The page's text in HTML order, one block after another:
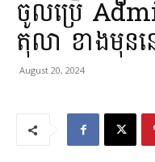
ចូលប្រើ
តុលា ខាងមុន
August 20, 2024